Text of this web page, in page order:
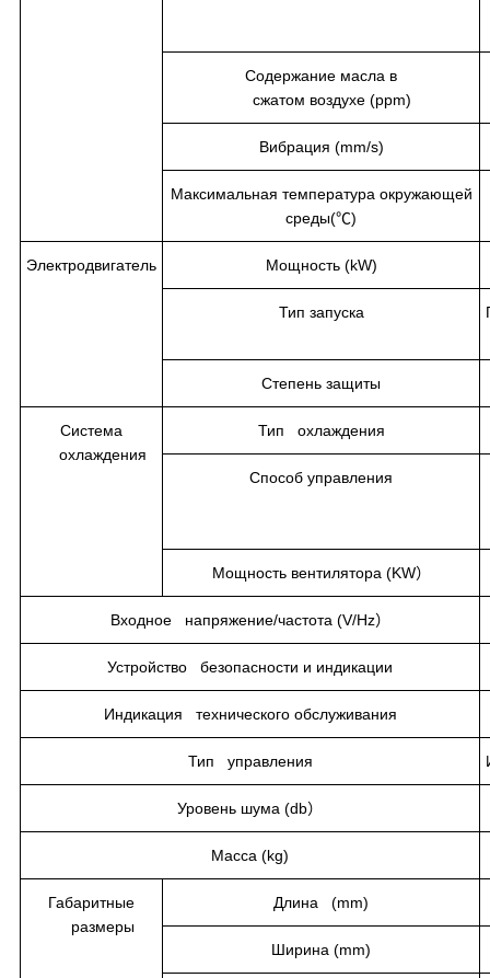
Содержание масла в
сжатом воздухе (ppm)
Вибрация (mm/s)
Максимальная температура окружающей
среды(℃)
Электродвигатель Мощность (kW)
Тип запуска
Степень защиты
Система
охлаждения
Тип охлаждения
Способ управления
Мощность вентилятора (KW）
Входное напряжение/частота (V/Hz）
Устройство безопасности и индикации
Индикация технического обслуживания
Тип управления
Уровень шума (db）
Масса (kg)
Габаритные
размеры
Длина (mm)
Ширина (mm)